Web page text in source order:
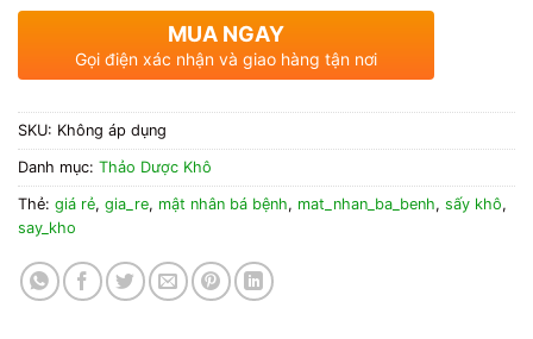
MUA NGAY
Gọi điện xác nhận và giao hàng tận nơi
SKU: Không áp dụng
Danh mục: Thảo Dược Khô
Thẻ: giá rẻ, gia_re, mật nhân bá bệnh, mat_nhan_ba_benh, sấy khô,
say_kho